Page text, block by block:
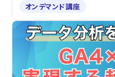
オンデマンド講座